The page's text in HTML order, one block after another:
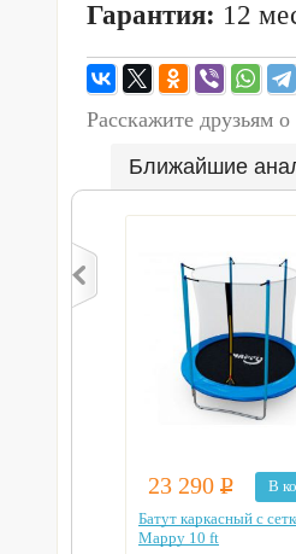
Гарантия: 12
Расскажите друзьям
Ближайшие
23 290 Р
В
Батут каркасный с
Mappy 10 ft